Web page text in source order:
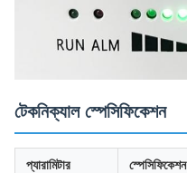
টেকনিক্যাল স্পেসিফিকেশন
প্যারামিটার স্পেসিফিকেশন